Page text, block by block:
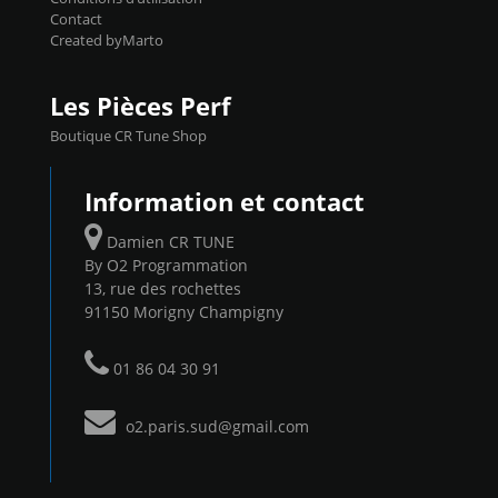
Contact
Created byMarto
Les Pièces Perf
Boutique CR Tune Shop
Information et contact
Damien CR TUNE
By O2 Programmation
13, rue des rochettes
91150 Morigny Champigny
01 86 04 30 91
o2.paris.sud@gmail.com